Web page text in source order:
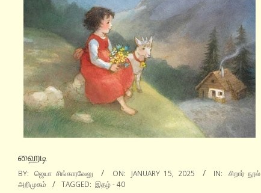
ஹைடி
2025-
01-
BY: ஜெயா சிங்காரவேலு ON: JANUARY 15, 2025 IN:
சிறார் நூல்
அறிமுகம்
TAGGED: இதழ் - 40